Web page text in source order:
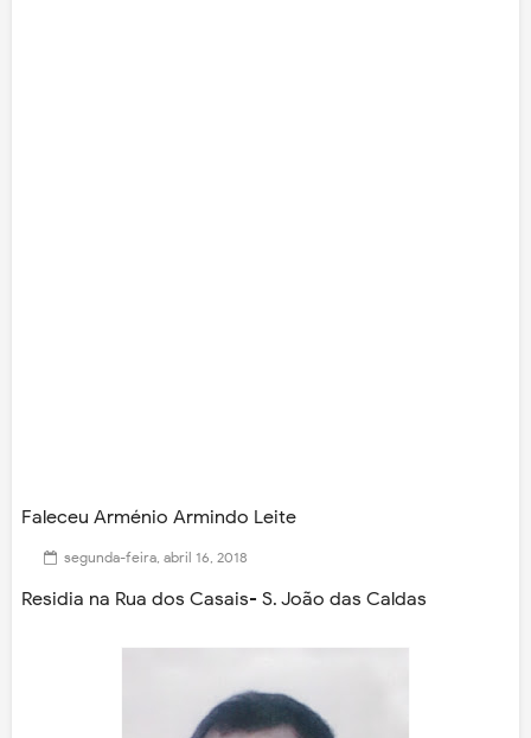
Faleceu Arménio Armindo Leite
segunda-feira, abril 16, 2018
Residia na Rua dos Casais- S. João das Caldas